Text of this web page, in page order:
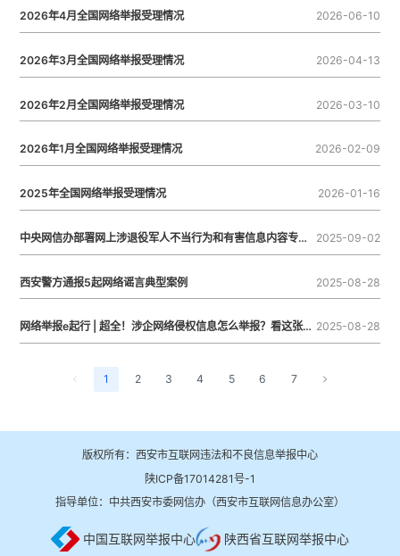
2026年4月全国网络举报受理情况 2026-06-10
2026年3月全国网络举报受理情况 2026-04-13
2026年2月全国网络举报受理情况 2026-03-10
2026年1月全国网络举报受理情况 2026-02-09
2025年全国网络举报受理情况 2026-01-16
中央网信办部署网上涉退役军人不当行为和有害信息内容专项整治 2025-09-02
西安警方通报5起网络谣言典型案例 2025-08-28
网络举报e起行 | 超全！涉企网络侵权信息怎么举报？看这张思维导图就够了！ 2025-08-28
1 2 3 4 5 6 7
版权所有：西安市互联网违法和不良信息举报中心
陕ICP备17014281号-1
指导单位：中共西安市委网信办（西安市互联网信息办公室）
中国互联网举报中心 陕西省互联网举报中心